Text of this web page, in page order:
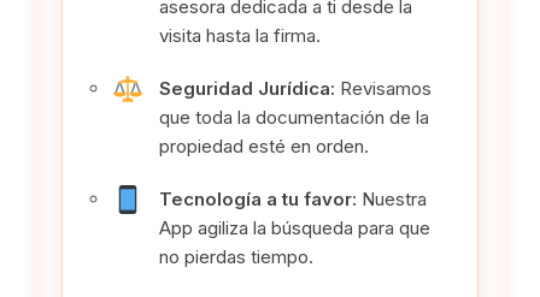
asesora dedicada a ti desde la
visita hasta la firma.
Seguridad Jurídica: Revisamos
que toda la documentación de la
propiedad esté en orden.
Tecnología a tu favor: Nuestra
App agiliza la búsqueda para que
no pierdas tiempo.